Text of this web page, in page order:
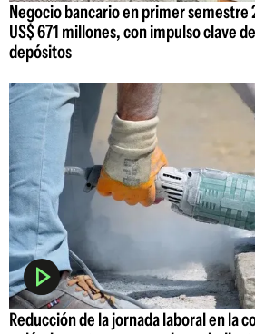
Negocio bancario en primer semestre
US$ 671 millones, con impulso clave
depósitos
Reducción de la jornada laboral en la